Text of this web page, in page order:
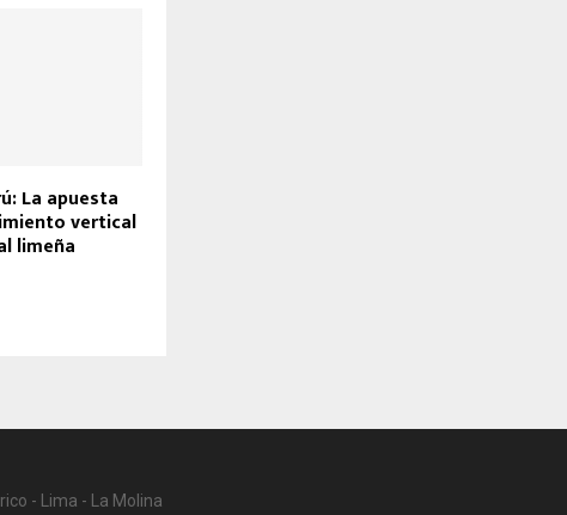
La apuesta
vertical
limeña
- Lima - La Molina